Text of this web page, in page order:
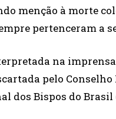
menção à morte
pertenceram a
na
pelo
dos Bispos do Brasil